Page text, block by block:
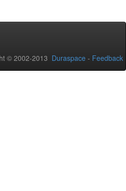
© 2002-2013 Duraspace - Feedback